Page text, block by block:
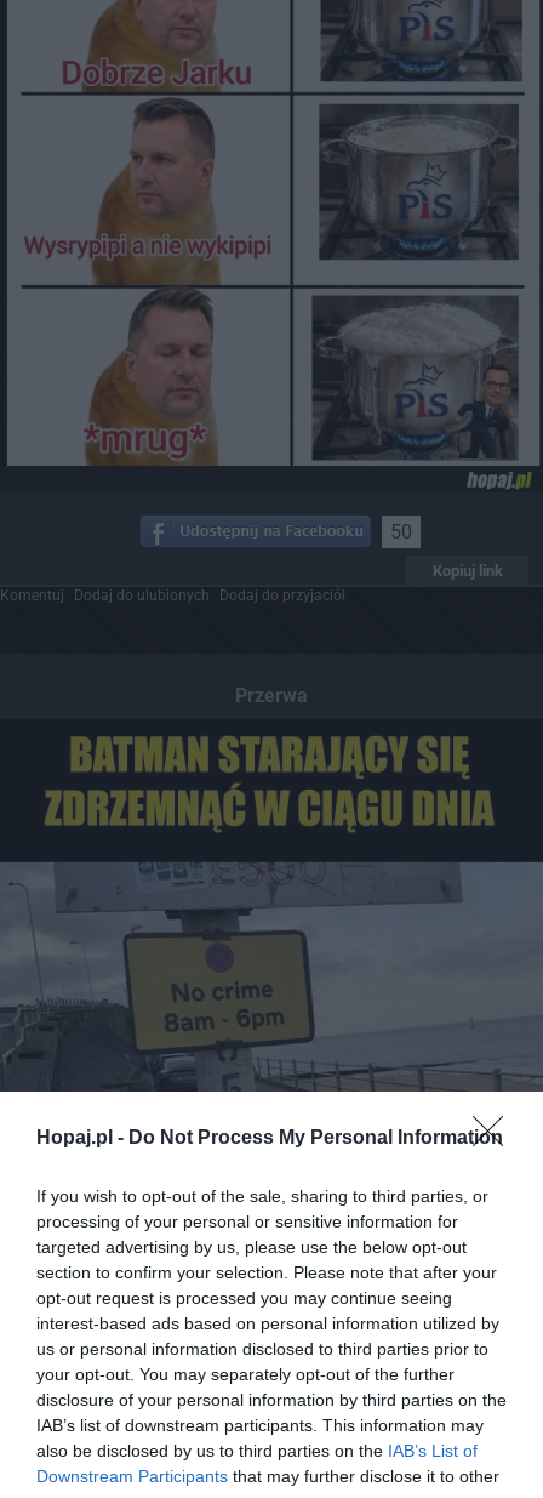
Hopaj.pl - Do Not Process My Personal Information
If you wish to opt-out of the sale, sharing to third parties, or
processing of your personal or sensitive information for
targeted advertising by us, please use the below opt-out
section to confirm your selection. Please note that after your
opt-out request is processed you may continue seeing
interest-based ads based on personal information utilized by
us or personal information disclosed to third parties prior to
your opt-out. You may separately opt-out of the further
disclosure of your personal information by third parties on the
IAB’s list of downstream participants. This information may
also be disclosed by us to third parties on the IAB’s List of
Downstream Participants that may further disclose it to other
50
Kopiuj link
Komentuj Dodaj do ulubionych Dodaj do przyjaciół
Przerwa
29
Kopiuj link
Komentuj Dodaj do ulubionych Dodaj do przyjaciół